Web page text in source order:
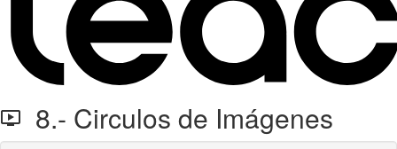
8.- Circulos de Imágenes